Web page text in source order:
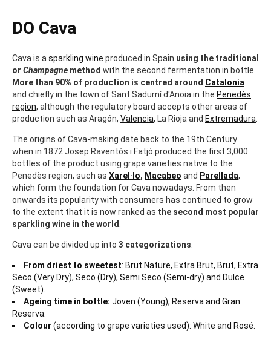
DO Cava
Cava is asparkling wine produced in Spain using the traditional
or Champagne method with the second fermentation in bottle.
More than 90% of production is centred around Catalonia
and chiefly in the town of Sant Sadurní d'Anoia in the Penedès
region, although the regulatory board accepts other areas of
production such as Aragón, Valencia, La Rioja and Extremadura.
The origins of Cava-making date back to the 19th Century
when in 1872 Josep Raventós i Fatjó produced the first 3,000
bottles of the product using grape varieties native to the
Penedès region, such as Xarel·lo, Macabeo and Parellada,
which form the foundation for Cava nowadays. From then
onwards its popularity with consumers has continued to grow
to the extent that it is now ranked as the second most popular
sparkling wine in the world.
Cava can be divided up into 3 categorizations:
From driest to sweetest: Brut Nature, Extra Brut, Brut, Extra
Seco (Very Dry), Seco (Dry), Semi Seco (Semi-dry) and Dulce
(Sweet).
Ageing time in bottle: Joven (Young), Reserva and Gran
Reserva.
Colour (according to grape varieties used): White and Rosé.